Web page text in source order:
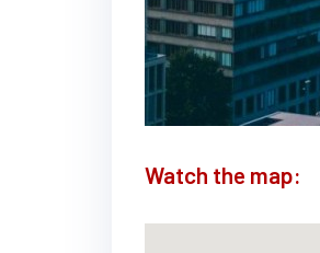
Watch the map: